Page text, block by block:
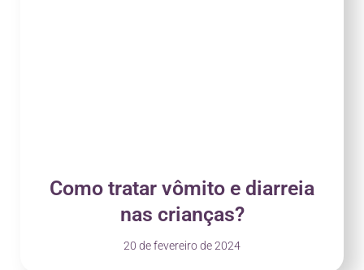
Como tratar vômito e diarreia
nas crianças?
20 de fevereiro de 2024